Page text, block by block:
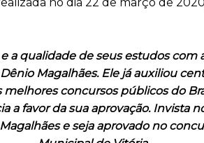
a qualidade de seus estudos com
Magalhães. Ele já auxiliou
concursos públicos do
a favor da sua aprovação. Invista
e seja aprovado no